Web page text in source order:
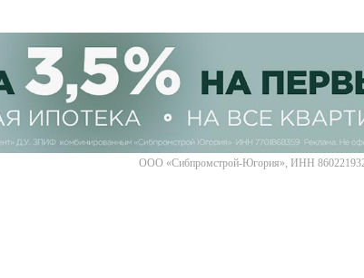
ООО «Сибпромстрой-Югория», ИНН